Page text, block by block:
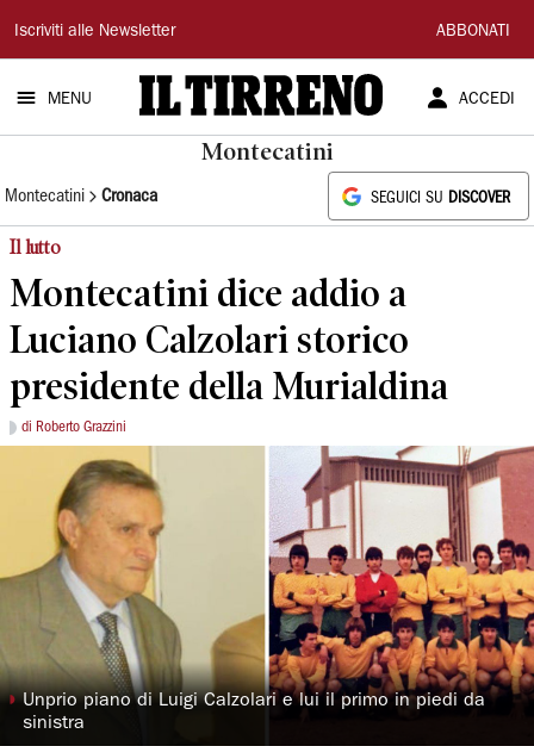
Il
Tirreno
Iscriviti alle Newsletter ABBONATI
MENU ACCEDI
Montecatini
Montecatini Cronaca SEGUICI SU DISCOVER
Il lutto
Montecatini dice addio a
Luciano Calzolari storico
presidente della Murialdina
di Roberto Grazzini
◗Unprio piano di Luigi Calzolari e lui il primo in piedi da
sinistra